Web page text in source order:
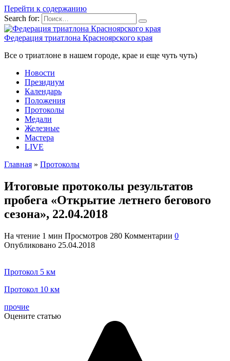
Перейти к содержанию
Search for:
Федерация триатлона Красноярского края
Все о триатлоне в нашем городе, крае и еще чуть чуть)
Новости
Президиум
Календарь
Положения
Протоколы
Медали
Железные
Мастера
LIVE
Главная » Протоколы
Итоговые протоколы результатов
пробега «Открытие летнего бегового
сезона», 22.04.2018
На чтение 1 мин Просмотров 280 Комментарии 0
Опубликовано 25.04.2018
Протокол 5 км
Протокол 10 км
прочие
Оцените статью